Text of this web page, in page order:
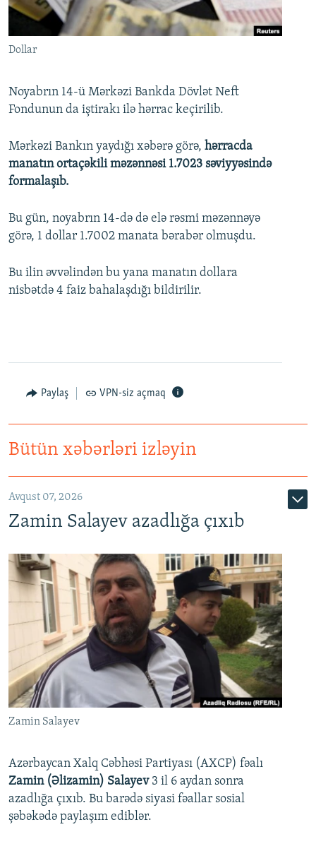
İNFOQRAFIKA
KARIKATURA
AZƏRBAYCAN ƏDƏBIYYATI KITABXANASI
İSLAM VƏ DEMOKRATIYA
MISSIYAMIZ
PEŞƏ ETIKASI VƏ JURNALISTIKA STANDARTLARIMIZ
AZADLIQRADIOSU MOBIL TELEFONUNUZDA
BIZIMLƏ ƏLAQƏ
XƏBƏR BÜLLETENLƏRIMIZ
RFE/RL-in bütün saytları
Dollar
Noyabrın 14-ü Mərkəzi Bankda Dövlət Neft
Fondunun da iştirakı ilə hərrac keçirilib.
Mərkəzi Bankın yaydığı xəbərə görə, hərracda
manatın ortaçəkili məzənnəsi 1.7023 səviyyəsində
formalaşıb.
Bu gün, noyabrın 14-də də elə rəsmi məzənnəyə
görə, 1 dollar 1.7002 manata bərabər olmuşdu.
Bu ilin əvvəlindən bu yana manatın dollara
nisbətdə 4 faiz bahalaşdığı bildirilir.
Paylaş VPN-siz açmaq
Bütün xəbərləri izləyin
Avqust 07, 2026
Zamin Salayev azadlığa çıxıb
Zamin Salayev
Azərbaycan Xalq Cəbhəsi Partiyası (AXCP) fəalı
Zamin (Əlizamin) Salayev 3 il 6 aydan sonra
azadlığa çıxıb. Bu barədə siyasi fəallar sosial
şəbəkədə paylaşım ediblər.